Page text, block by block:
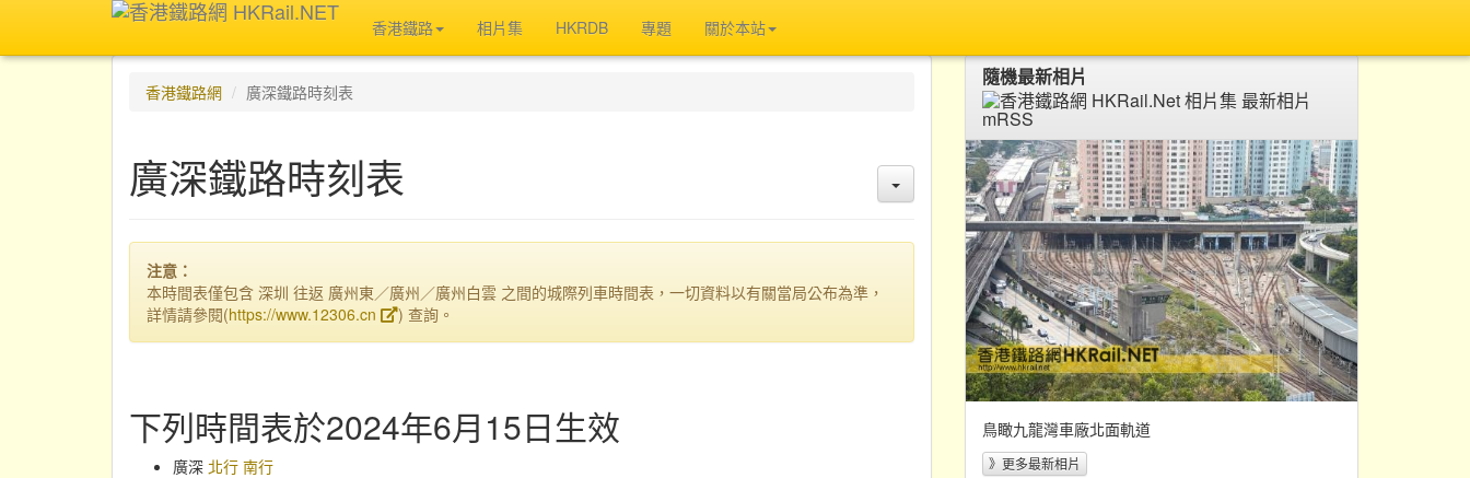
香港鐵路 相片集 HKRDB 專題 關於本站
香港鐵路網 廣深鐵路時刻表
廣深鐵路時刻表
注意：
本時間表僅包含 深圳 往返 廣州東／廣州／廣州白雲 之間的城際列車時間表，一切資料以有關當局公布為準，
詳情請參閱(https://www.12306.cn ) 查詢。
下列時間表於2024年6月15日生效
廣深 北行 南行
隨機最新相片
鳥瞰九龍灣車廠北面軌道
》更多最新相片